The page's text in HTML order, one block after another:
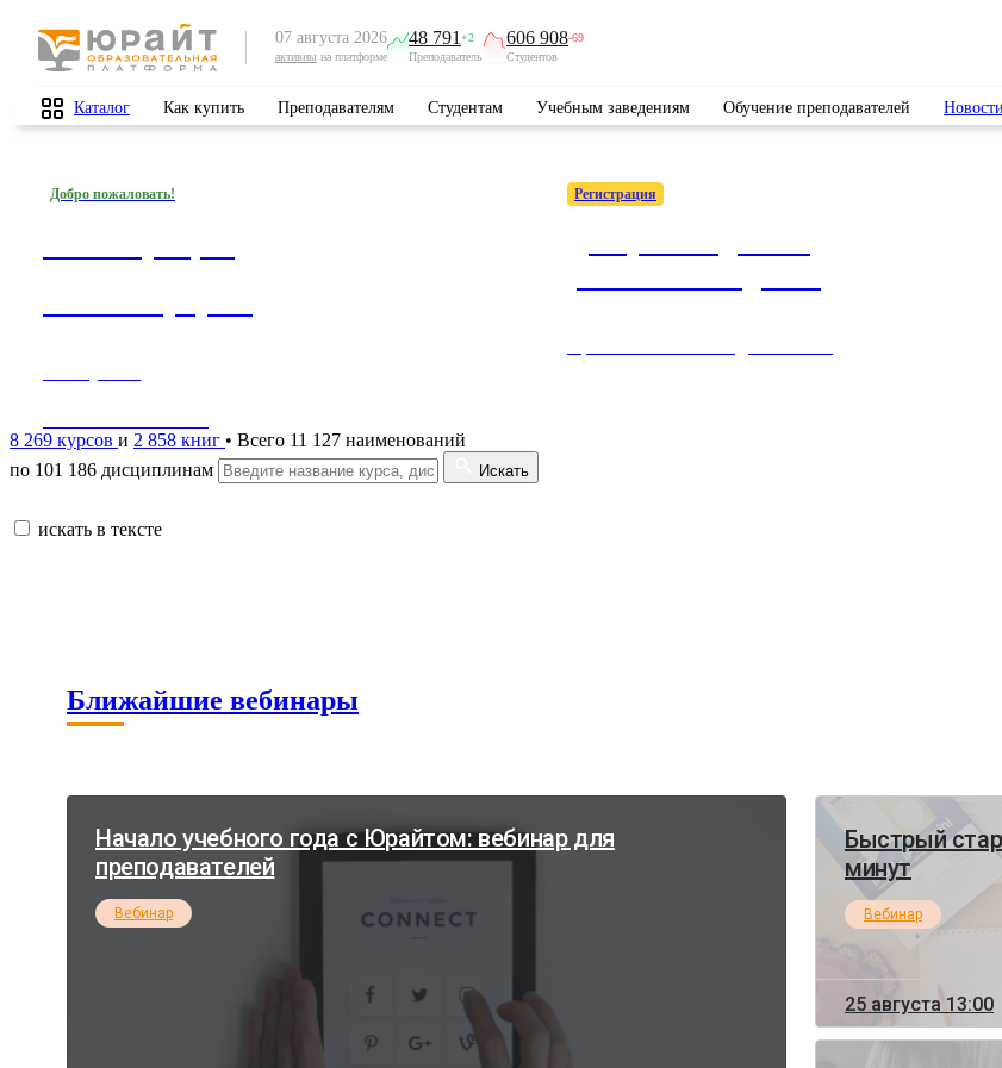
07 августа 2026
активны на платформе
48 791 +2
Преподаватель
606 908-69
Студентов
Каталог Как купить Преподавателям Студентам Учебным заведениям Обучение преподавателей Новости
Добро пожаловать! Регистрация
8 269 курсов и 2 858 книг • Всего 11 127 наименований
по 101 186 дисциплинам
Искать
искать в тексте
Ближайшие вебинары
Начало учебного года с Юрайтом: вебинар для
преподавателей
Вебинар
Быстрый
минут
Вебинар
25 августа 13:00